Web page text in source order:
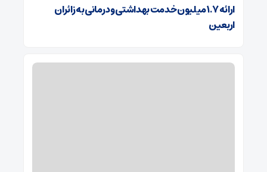
ارائه ۱.۷ میلیون خدمت بهداشتی و درمانی به زائران
اربعین